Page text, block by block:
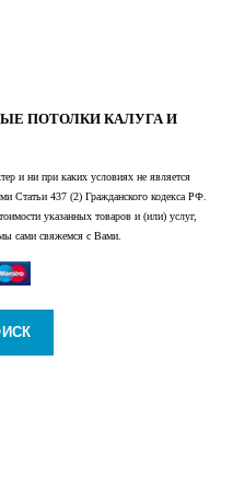
ПОТОЛКИ КАЛУГА И
и ни при каких условиях не является
Статьи 437 (2) Гражданского кодекса РФ.
указанных товаров и (или) услуг,
сами свяжемся с Вами.